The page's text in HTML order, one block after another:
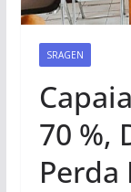
SRAGEN
70 %,
Perda